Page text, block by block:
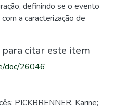
definindo se o evento
a caracterização de
citar este item
doc/26046
PICKBRENNER, Karine;